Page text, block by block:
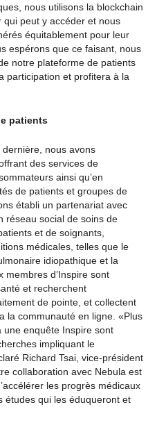
nous utilisons la blockchain
peut y accéder et nous
équitablement pour leur
espérons que ce faisant, nous
notre plateforme de patients
participation et profitera à la
patients
dernière, nous avons
des services de
ainsi qu’en
de patients et groupes de
établi un partenariat avec
réseau social de soins de
et de soignants,
médicales, telles que le
idiopathique et la
membres d’Inspire sont
et recherchent
de pointe, et collectent
la communauté en ligne. «Plus
une enquête Inspire sont
impliquant le
Richard Tsai, vice-président
collaboration avec Nebula est
les progrès médicaux
études qui les éduqueront et